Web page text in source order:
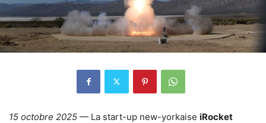
15 octobre 2025 — La start-up new-yorkaise iRocket